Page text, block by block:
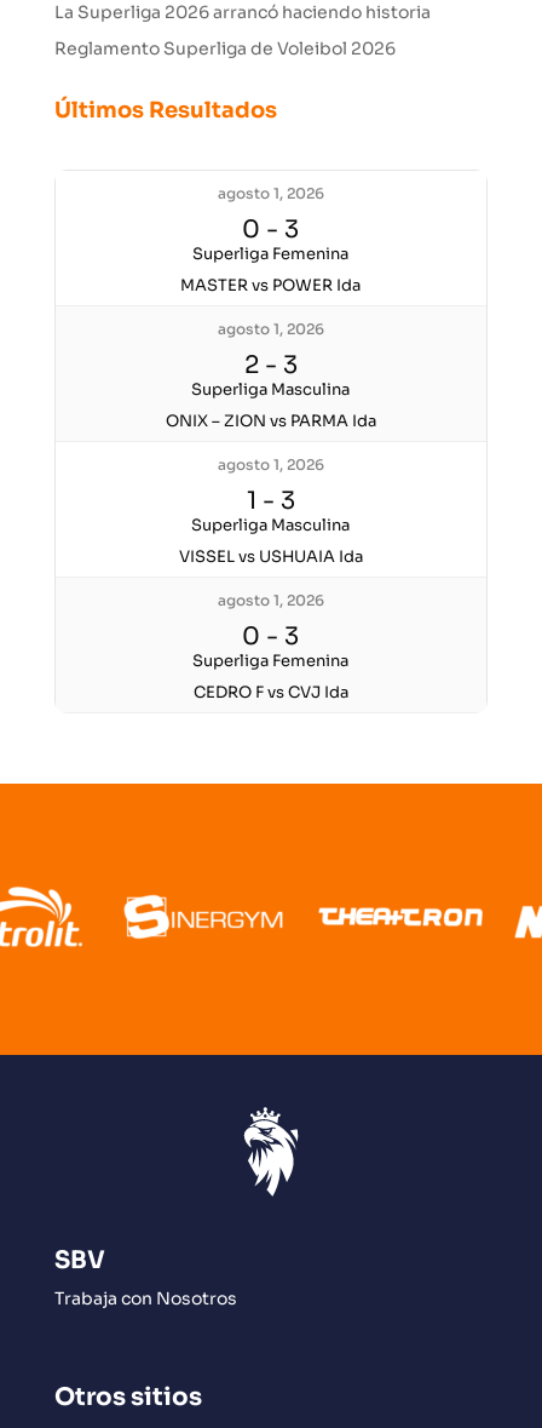
La Superliga 2026 arrancó haciendo historia
Reglamento Superliga de Voleibol 2026
Últimos Resultados
agosto 1, 2026
0 - 3
Superliga Femenina
MASTER vs POWER Ida
agosto 1, 2026
2- 3
Superliga Masculina
ONIX – ZION vs PARMA Ida
agosto 1, 2026
1 - 3
Superliga Masculina
VISSEL vs USHUAIA Ida
agosto 1, 2026
0 - 3
Superliga Femenina
CEDRO F vs CVJ Ida
SBV
Trabaja con Nosotros
Otros sitios